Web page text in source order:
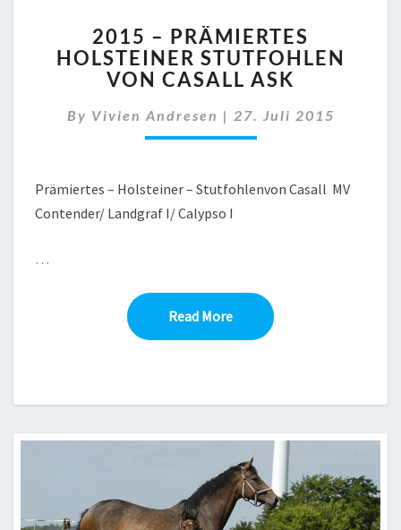
–
PRÄMIERTES
HOLSTEINER
VON
CASALL
2015 – PRÄMIERTES
HOLSTEINER STUTFOHLEN
VON CASALL ASK
By Vivien Andresen | 27. Juli 2015
Prämiertes – Holsteiner – Stutfohlenvon Casall MV
Contender/ Landgraf I/ Calypso I
…
Read MoreRead More